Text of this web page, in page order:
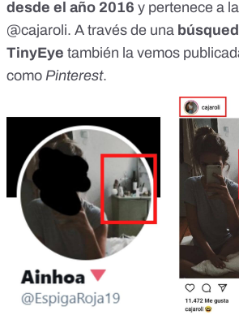
desde el año 2016 y pertenece a la
@cajaroli. A través de una
TinyEye también la vemos
como Pinterest.